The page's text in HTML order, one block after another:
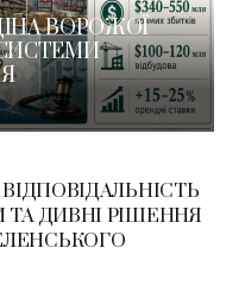
ВОРОЖОЇ
ТА ДИВНІ РІШЕННЯ